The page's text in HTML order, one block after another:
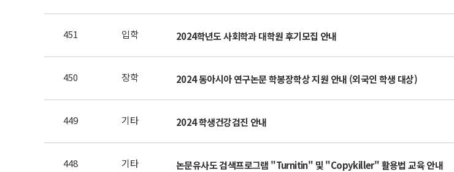
451 입학 2024학년도 사회학과 대학원 후기모집 안내
450 장학 2024 동아시아 연구논문 학봉장학상 지원 안내 (외국인 학생 대상)
449 기타 2024 학생건강검진 안내
448 기타 논문유사도 검색프로그램 "Turnitin" 및 "Copykiller" 활용법 교육 안내